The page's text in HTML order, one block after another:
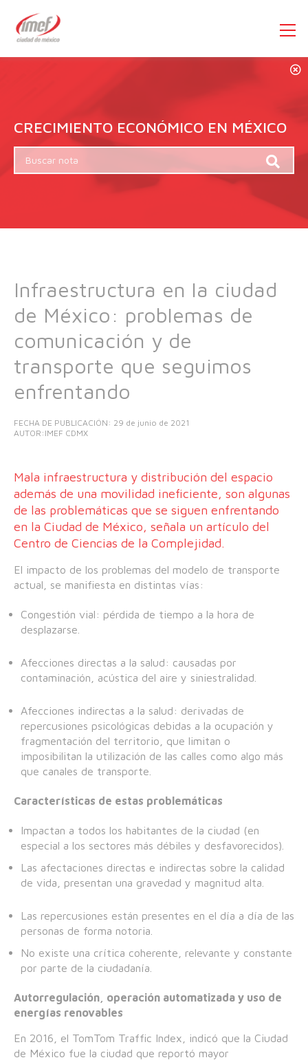
CRECIMIENTO ECONÓMICO EN MÉXICO
Infraestructura en la ciudad
de México: problemas de
comunicación y de
transporte que seguimos
enfrentando
FECHA DE PUBLICACIÓN: 29 de junio de 2021
AUTOR:IMEF CDMX
Mala infraestructura y distribución del espacio
además de una movilidad ineficiente, son algunas
de las problemáticas que se siguen enfrentando
en la Ciudad de México, señala un artículo del
Centro de Ciencias de la Complejidad.
El impacto de los problemas del modelo de transporte
actual, se manifiesta en distintas vías:
Congestión vial: pérdida de tiempo a la hora de
desplazarse.
Afecciones directas a la salud: causadas por
contaminación, acústica del aire y siniestralidad.
Afecciones indirectas a la salud: derivadas de
repercusiones psicológicas debidas a la ocupación y
fragmentación del territorio, que limitan o
imposibilitan la utilización de las calles como algo más
que canales de transporte.
Características de estas problemáticas
Impactan a todos los habitantes de la ciudad (en
especial a los sectores más débiles y desfavorecidos).
Las afectaciones directas e indirectas sobre la calidad
de vida, presentan una gravedad y magnitud alta.
Las repercusiones están presentes en el día a día de las
personas de forma notoria.
No existe una crítica coherente, relevante y constante
por parte de la ciudadanía.
Autorregulación, operación automatizada y uso de
energías renovables
En 2016, el TomTom Traffic Index, indicó que la Ciudad
de México fue la ciudad que reportó mayor